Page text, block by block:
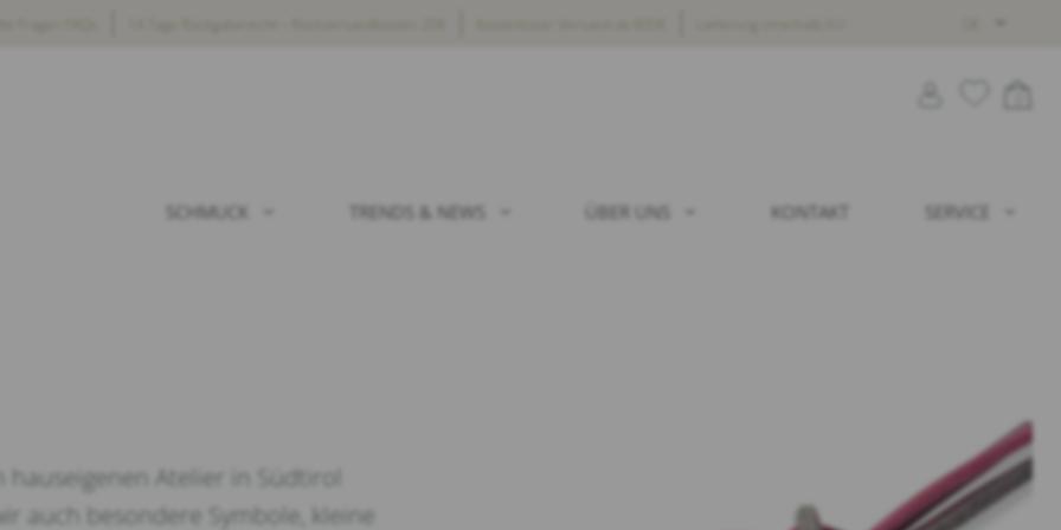
SCHMUCK TRENDS & NEWS ÜBER UNS KONTAKT SERVICE
Atelier in Südtirol
auch besondere Symbole, kleine